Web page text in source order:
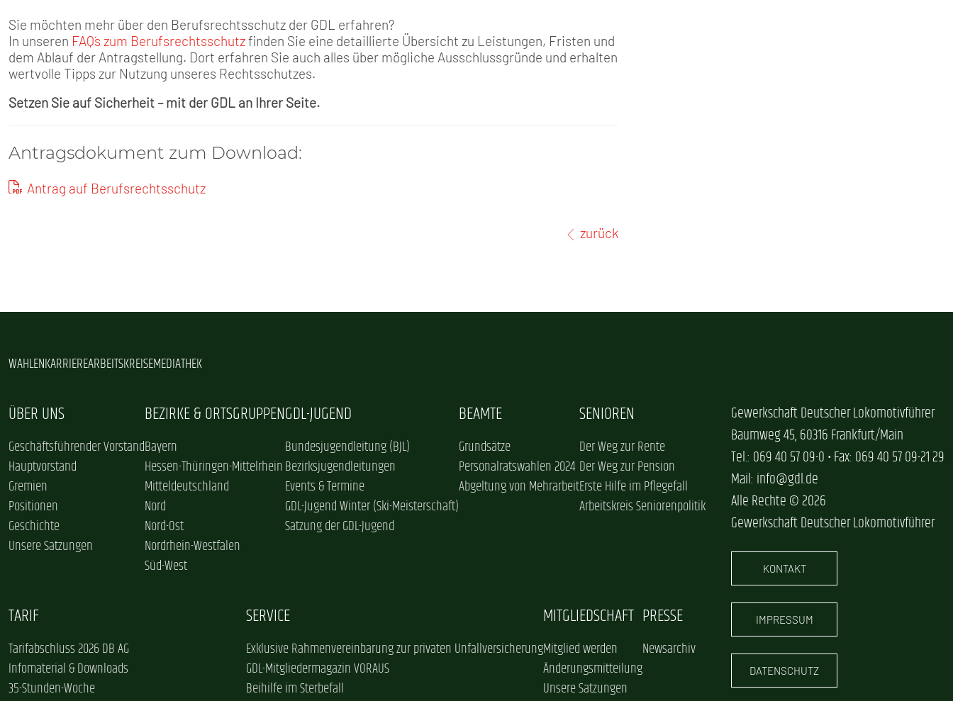
Sie möchten mehr über den Berufsrechtsschutz der GDL erfahren?
In unseren FAQ´s zum Berufsrechtsschutzfinden Sie eine detaillierte Übersicht zu Leistungen, Fristen und
dem Ablauf der Antragstellung. Dort erfahren Sie auch alles über mögliche Ausschlussgründe und erhalten
wertvolle Tipps zur Nutzung unseres Rechtsschutzes.
Setzen Sie auf Sicherheit – mit der GDL an Ihrer Seite.
Antragsdokument zum Download:
Antrag auf Berufsrechtsschutz
zurück
WAHLENKARRIEREARBEITSKREISEMEDIATHEK
ÜBER UNS
Geschäftsführender Vorstand
Hauptvorstand
Gremien
Positionen
Geschichte
Unsere Satzungen
BEZIRKE & ORTSGRUPPEN
Bayern
Hessen-Thüringen-Mittelrhein
Mitteldeutschland
Nord
Nord-Ost
Nordrhein-Westfalen
Süd-West
GDL-JUGEND
Bundesjugendleitung (BJL)
Bezirksjugendleitungen
Events & Termine
GDL-Jugend Winter (Ski-Meisterschaft)
Satzung der GDL-Jugend
BEAMTE
Grundsätze
Personalratswahlen 2024
Abgeltung von Mehrarbeit
SENIOREN
Der Weg zur Rente
Der Weg zur Pension
Erste Hilfe im Pflegefall
Arbeitskreis Seniorenpolitik
TARIF
Tarifabschluss 2026 DB AG
Infomaterial & Downloads
35-Stunden-Woche
SERVICE
Exklusive Rahmenvereinbarung zur privaten Unfallversicherung
GDL-Mitgliedermagazin VORAUS
Beihilfe im Sterbefall
MITGLIEDSCHAFT
Mitglied werden
Änderungsmitteilung
Unsere Satzungen
PRESSE
Newsarchiv
Gewerkschaft Deutscher Lokomotivführer
Baumweg 45, 60316 Frankfurt/Main
Tel.: 069 40 57 09-0 • Fax: 069 40 57 09-21 29
Mail: info@gdl.de
Alle Rechte © 2026
Gewerkschaft Deutscher Lokomotivführer
KONTAKT
IMPRESSUM
DATENSCHUTZ